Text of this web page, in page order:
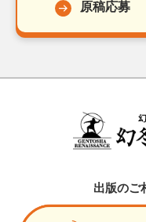
原稿応募
出版のご